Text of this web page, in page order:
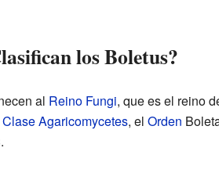
los Boletus?
al Reino Fungi, que es el reino
ClaseAgaricomycetes, el Orden